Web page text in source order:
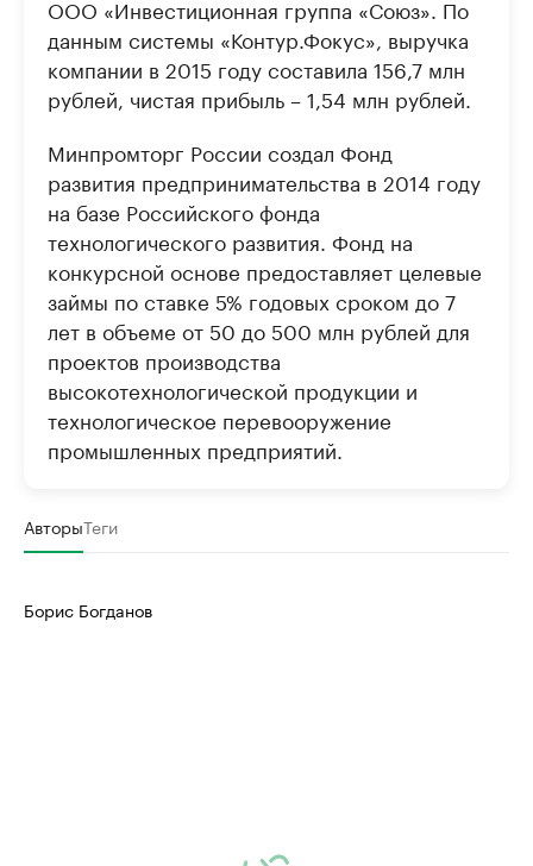
ООО «Инвестиционная группа «Союз». По
данным системы «Контур.Фокус», выручка
компании в 2015 году составила 156,7 млн
рублей, чистая прибыль – 1,54 млн рублей.
Минпромторг России создал Фонд
развития предпринимательства в 2014 году
на базе Российского фонда
технологического развития. Фонд на
конкурсной основе предоставляет целевые
займы по ставке 5% годовых сроком до 7
лет в объеме от 50 до 500 млн рублей для
проектов производства
высокотехнологической продукции и
технологическое перевооружение
промышленных предприятий.
АвторыТеги
Борис Богданов